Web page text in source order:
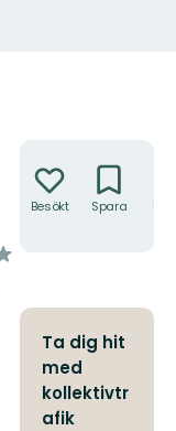
Besökt Spara
Ta dig hit
med
kollektivtr
afik